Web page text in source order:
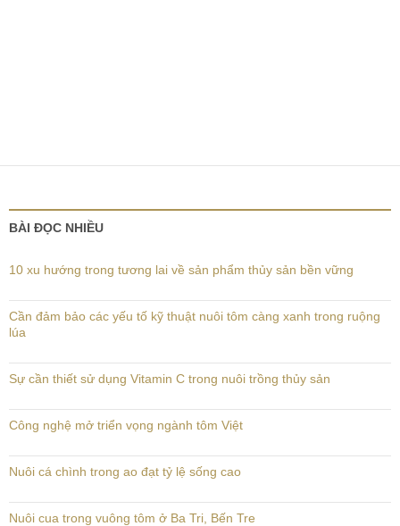
BÀI ĐỌC NHIỀU
10 xu hướng trong tương lai về sản phẩm thủy sản bền vững
Cần đảm bảo các yếu tố kỹ thuật nuôi tôm càng xanh trong ruộng
lúa
Sự cần thiết sử dụng Vitamin C trong nuôi trồng thủy sản
Công nghệ mở triển vọng ngành tôm Việt
Nuôi cá chình trong ao đạt tỷ lệ sống cao
Nuôi cua trong vuông tôm ở Ba Tri, Bến Tre